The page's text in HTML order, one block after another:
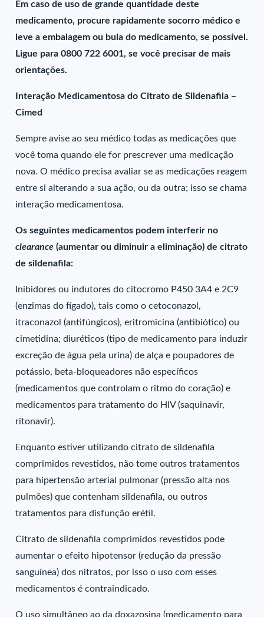
Em caso de uso de grande quantidade deste
medicamento, procure rapidamente socorro médico e
leve a embalagem ou bula do medicamento, se possível.
Ligue para 0800 722 6001, se você precisar de mais
orientações.
Interação Medicamentosa do Citrato de Sildenafila –
Cimed
Sempre avise ao seu médico todas as medicações que
você toma quando ele for prescrever uma medicação
nova. O médico precisa avaliar se as medicações reagem
entre si alterando a sua ação, ou da outra; isso se chama
interação medicamentosa.
Os seguintes medicamentos podem interferir no
clearance (aumentar ou diminuir a eliminação) de citrato
de sildenafila:
Inibidores ou indutores do citocromo P450 3A4 e 2C9
(enzimas do fígado), tais como o cetoconazol,
itraconazol (antifúngicos), eritromicina (antibiótico) ou
cimetidina; diuréticos (tipo de medicamento para induzir
excreção de água pela urina) de alça e poupadores de
potássio, beta-bloqueadores não específicos
(medicamentos que controlam o ritmo do coração) e
medicamentos para tratamento do HIV (saquinavir,
ritonavir).
Enquanto estiver utilizando citrato de sildenafila
comprimidos revestidos, não tome outros tratamentos
para hipertensão arterial pulmonar (pressão alta nos
pulmões) que contenham sildenafila, ou outros
tratamentos para disfunção erétil.
Citrato de sildenafila comprimidos revestidos pode
aumentar o efeito hipotensor (redução da pressão
sanguínea) dos nitratos, por isso o uso com esses
medicamentos é contraindicado.
O uso simultâneo ao da doxazosina (medicamento para